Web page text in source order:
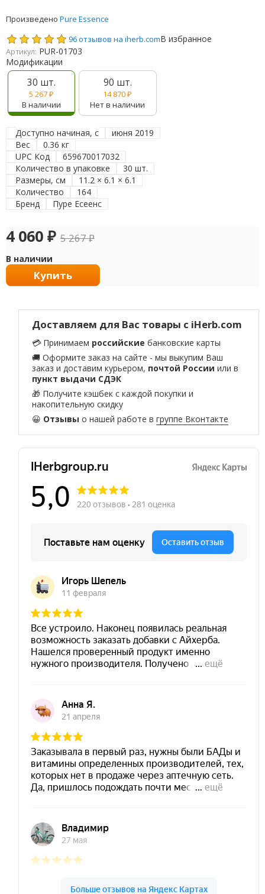
Произведено Pure Essence
96 отзывов на iherb.comВ избранное
Артикул: PUR-01703
Модификации
30 шт.
5 267₽
В наличии
90 шт.
14 870₽
Нет в наличии
Доступно начиная, с
июня 2019
Вес
0.36 кг
UPC Код
659670017032
Количество в упаковке
30 шт.
Размеры, см
11.2 × 6.1 × 6.1
Количество
164
Бренд
Пуре Есеенс
4 060 ₽ 5 267₽
В наличии
Купить
Доставляем для Вас товары с iHerb.com
💳 Принимаем российские банковские карты
🚚 Оформите заказ на сайте - мы выкупим Ваш
заказ и доставим курьером, почтой России или в
пункт выдачи СДЭК
🎁 Получите кэшбек с каждой покупки и
накопительную скидку
😀 Отзывы о нашей работе вгруппе Вконтакте